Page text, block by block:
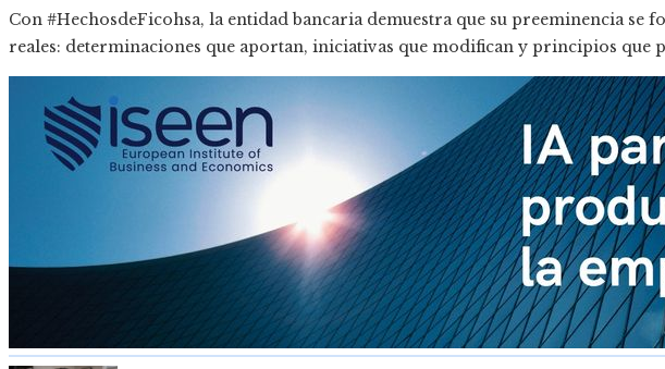
Con #HechosdeFicohsa, la entidad bancaria demuestra que su preeminencia se
reales: determinaciones que aportan, iniciativas que modifican y principios que